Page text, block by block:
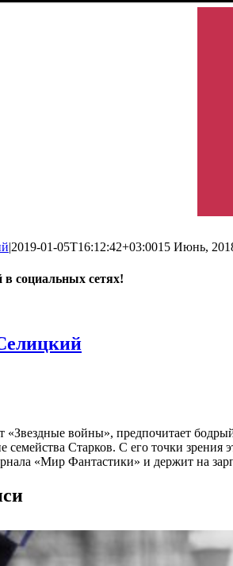
|2019-01-05T16:12:42+03:0015 Июнь,
в социальных сетях!
«Звездные войны», предпочитает
семейства Старков. С его точки зрения
«Мир Фантастики» и держит на